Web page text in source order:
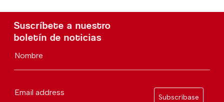
Suscríbete a nuestro
boletín de noticias
Nombre
Email address
Subscríbase